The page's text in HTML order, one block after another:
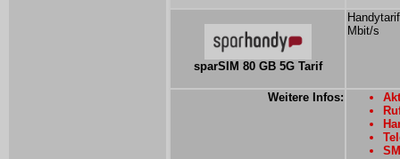
sparSIM 80 GB 5G Tarif
Mbit/s
Weitere Infos: